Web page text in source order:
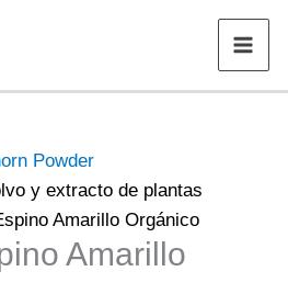
y extracto de plantas
Amarillo Orgánico
Amarillo